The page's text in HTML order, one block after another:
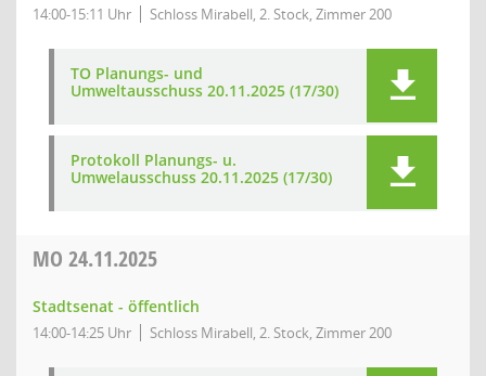
14:00-15:11 Uhr Schloss Mirabell, 2. Stock, Zimmer 200
TO Planungs- und
Umweltausschuss 20.11.2025 (17/30)
Protokoll Planungs- u.
Umwelausschuss 20.11.2025 (17/30)
MO 24.11.2025
Stadtsenat - öffentlich
14:00-14:25 Uhr Schloss Mirabell, 2. Stock, Zimmer 200